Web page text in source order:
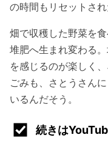
の時間もリセットさ
畑で収穫した野菜を
堆肥へ生まれ変わる
を感じるのが楽しく
ごみも、 さとうさん
いるんだそう。
続きは